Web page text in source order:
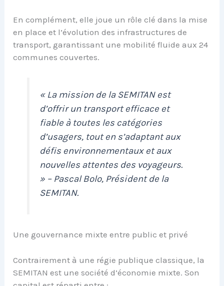
En complément, elle joue un rôle clé dans la mise
en place et l’évolution des infrastructures de
transport, garantissant une mobilité fluide aux 24
communes couvertes.
« La mission de la SEMITAN est
d’offrir un transport efficace et
fiable à toutes les catégories
d’usagers, tout en s’adaptant aux
défis environnementaux et aux
nouvelles attentes des voyageurs.
» – Pascal Bolo, Président de la
SEMITAN.
Une gouvernance mixte entre public et privé
Contrairement à une régie publique classique, la
SEMITAN est une société d’économie mixte. Son